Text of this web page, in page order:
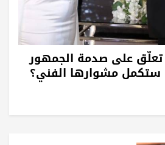
تعلّق على صدمة الجمهور
مشوارها الفني؟